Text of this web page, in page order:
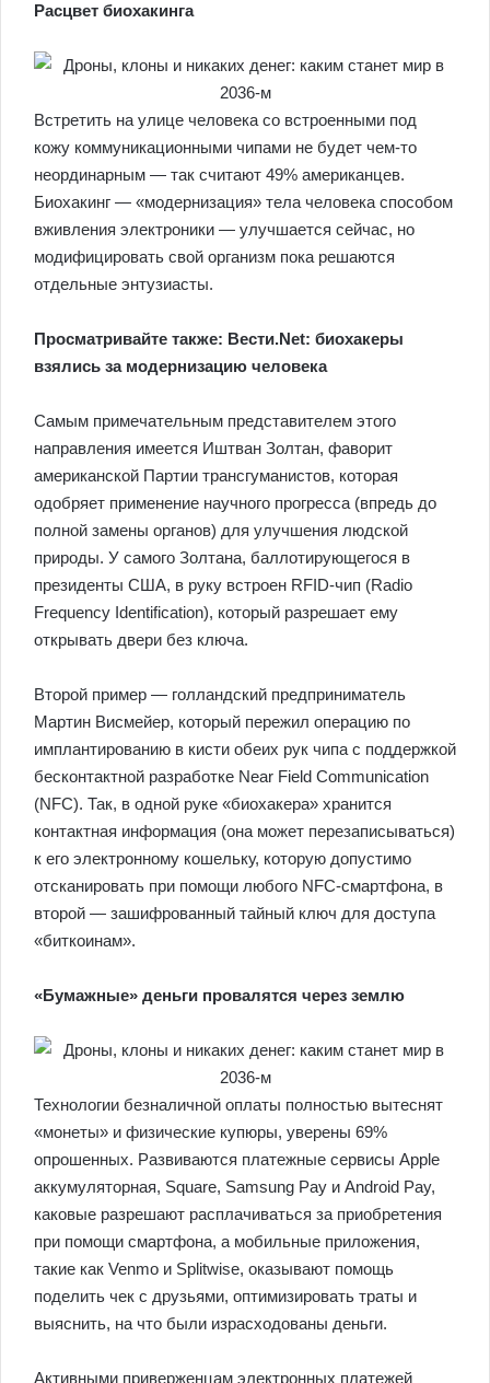
Расцвет биохакинга
Встретить на улице человека со встроенными под
кожу коммуникационными чипами не будет чем-то
неординарным — так считают 49% американцев.
Биохакинг — «модернизация» тела человека способом
вживления электроники — улучшается сейчас, но
модифицировать свой организм пока решаются
отдельные энтузиасты.
Просматривайте также: Вести.Net: биохакеры
взялись за модернизацию человека
Самым примечательным представителем этого
направления имеется Иштван Золтан, фаворит
американской Партии трансгуманистов, которая
одобряет применение научного прогресса (впредь до
полной замены органов) для улучшения людской
природы. У самого Золтана, баллотирующегося в
президенты США, в руку встроен RFID-чип (Radio
Frequency Identification), который разрешает ему
открывать двери без ключа.
Второй пример — голландский предприниматель
Мартин Висмейер, который пережил операцию по
имплантированию в кисти обеих рук чипа с поддержкой
бесконтактной разработке Near Field Communication
(NFC). Так, в одной руке «биохакера» хранится
контактная информация (она может перезаписываться)
к его электронному кошельку, которую допустимо
отсканировать при помощи любого NFC-смартфона, в
второй — зашифрованный тайный ключ для доступа
«биткоинам».
«Бумажные» деньги провалятся через землю
Технологии безналичной оплаты полностью вытеснят
«монеты» и физические купюры, уверены 69%
опрошенных. Развиваются платежные сервисы Apple
аккумуляторная, Square, Samsung Pay и Android Pay,
каковые разрешают расплачиваться за приобретения
при помощи смартфона, а мобильные приложения,
такие как Venmo и Splitwise, оказывают помощь
поделить чек с друзьями, оптимизировать траты и
выяснить, на что были израсходованы деньги.
Активными приверженцам электронных платежей